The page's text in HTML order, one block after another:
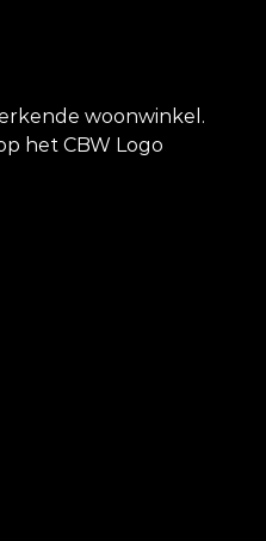
woonwinkel.
het CBW Logo